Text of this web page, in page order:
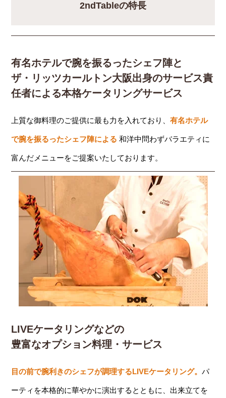
2ndTableの特長
有名ホテルで腕を振るったシェフ陣と
ザ・リッツカールトン大阪出身のサービス責
任者による本格ケータリングサービス
上質な御料理のご提供に最も力を入れており、有名ホテル
で腕を振るったシェフ陣による 和洋中問わずバラエティに
富んだメニューをご提案いたしております。
LIVEケータリングなどの
豊富なオプション料理・サービス
目の前で腕利きのシェフが調理するLIVEケータリング。パ
ーティを本格的に華やかに演出するとともに、出来立てを